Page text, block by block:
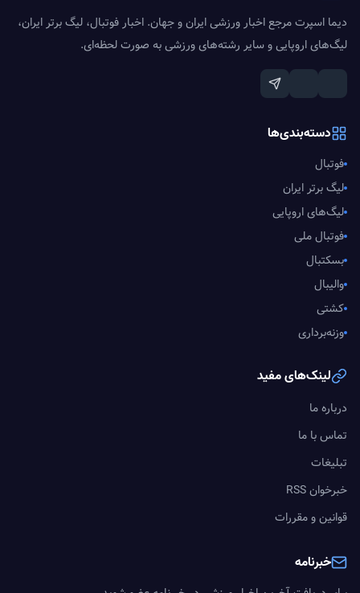
دیما اسپرت مرجع اخبار ورزشی ایران و جهان. اخبار فوتبال، لیگ برتر ایران،
لیگ‌های اروپایی و سایر رشته‌های ورزشی به صورت لحظه‌ای.
دسته‌بندی‌ها
فوتبال
لیگ برتر ایران
لیگ‌های اروپایی
فوتبال ملی
بسکتبال
والیبال
کشتی
وزنه‌برداری
لینک‌های مفید
درباره ما
تماس با ما
تبلیغات
خبرخوان RSS
قوانین و مقررات
خبرنامه